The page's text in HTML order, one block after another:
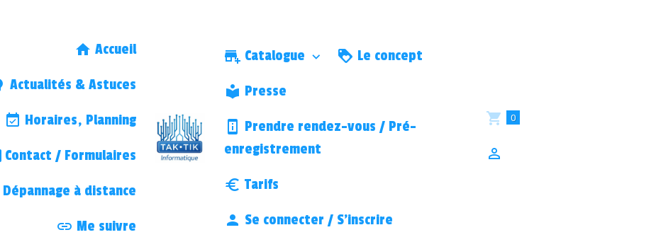
Accueil
Actualités & Astuces
Horaires, Planning
Contact / Formulaires
Dépannage à distance
Me suivre
Catalogue Le concept
Presse
Prendre rendez-vous / Pré-
enregistrement
Tarifs
Se connecter / S’inscrire
0